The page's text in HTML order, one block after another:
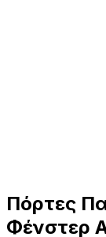
Πόρτες
Φένστερ